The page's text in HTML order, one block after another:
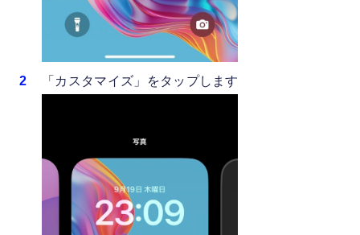
「カスタマイズ」をタップします